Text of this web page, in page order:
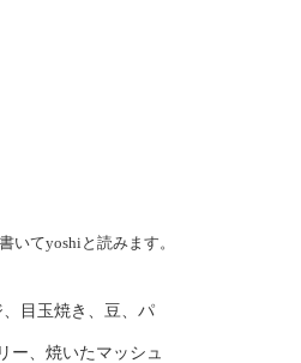
いてyoshiと読みます。
目玉焼き、豆、パ
ー、焼いたマッシュ